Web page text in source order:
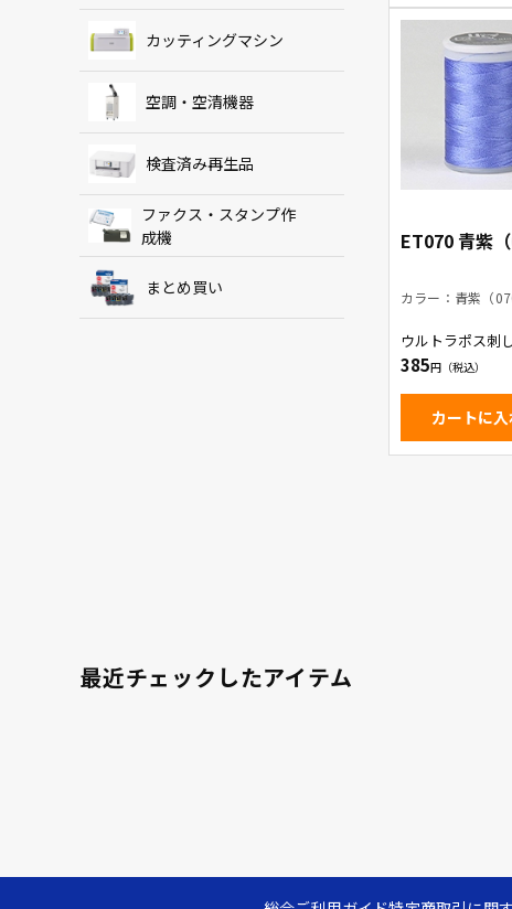
カッティングマシン
空調・空清機器
検査済み再生品
ファクス・スタンプ作
成機
まとめ買い
ET070 青紫（
カラー：青紫（
ウルトラポス刺
青紫
385
カートに
最近チェックしたアイテム